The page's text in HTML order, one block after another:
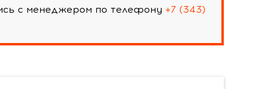
с менеджером по телефону +7 (343)